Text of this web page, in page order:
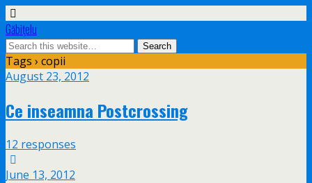
Găbiţelu
Tags › copii
August 23, 2012
Ce inseamna Postcrossing
12 responses
June 13, 2012